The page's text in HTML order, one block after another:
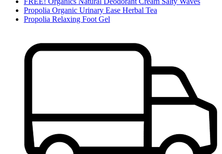
Propolia Organic Urinary Ease Herbal Tea
Propolia Relaxing Foot Gel